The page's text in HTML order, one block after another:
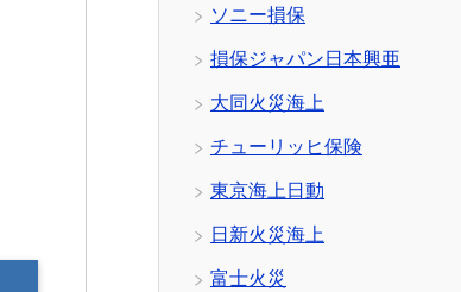
ソニー損保
損保ジャパン日本興亜
大同火災海上
チューリッヒ保険
東京海上日動
日新火災海上
富士火災